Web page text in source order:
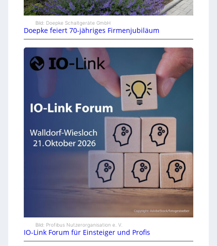
Bild: Doepke Schaltgeräte GmbH
Doepke feiert 70-jähriges Firmenjubiläum
Bild: Profibus Nutzerorganisation e. V.
IO-Link Forum für Einsteiger und Profis